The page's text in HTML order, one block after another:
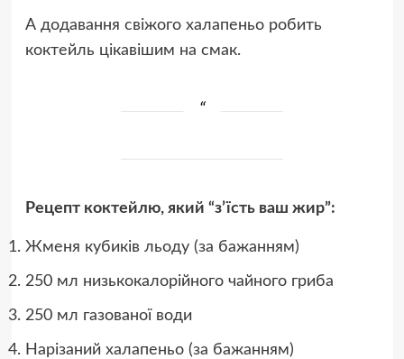
А додавання свіжого халапеньо робить
коктейль цікавішим на смак.
Рецепт коктейлю, який “з’їсть ваш жир”:
Жменя кубиків льоду (за бажанням)
250 мл низькокалорійного чайного гриба
250 мл газованої води
Нарізаний халапеньо (за бажанням)